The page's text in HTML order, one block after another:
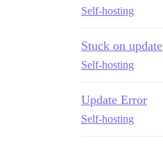
Self-hosting
Stuck on update
Self-hosting
Update Error
Self-hosting